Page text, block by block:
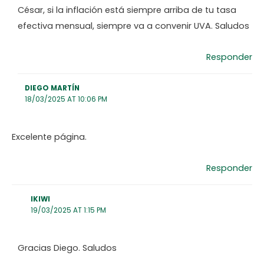
César, si la inflación está siempre arriba de tu tasa
efectiva mensual, siempre va a convenir UVA. Saludos
Responder
DIEGO MARTÍN
18/03/2025 AT 10:06 PM
Excelente página.
Responder
IKIWI
19/03/2025 AT 1:15 PM
Gracias Diego. Saludos